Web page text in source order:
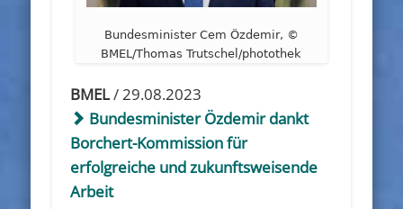
Bundesminister Cem Özdemir, ©
BMEL/Thomas Trutschel/photothek
BMEL/ 29.08.2023
Bundesminister Özdemir dankt
Borchert-Kommission für
erfolgreiche und zukunftsweisende
Arbeit